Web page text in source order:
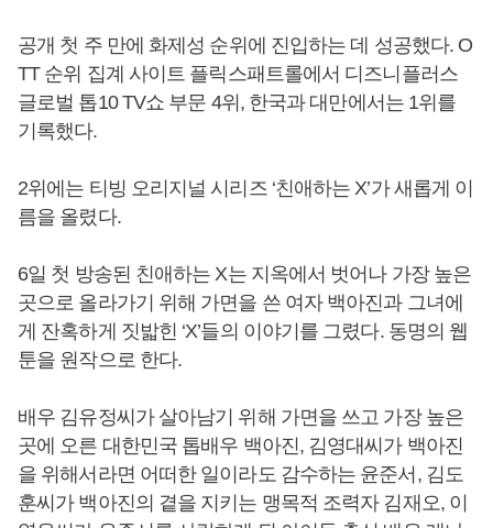
공개 첫 주 만에 화제성 순위에 진입하는 데 성공했다. O
TT 순위 집계 사이트 플릭스패트롤에서 디즈니플러스
글로벌 톱10 TV쇼 부문 4위, 한국과 대만에서는 1위를
기록했다.
2위에는 티빙 오리지널 시리즈 ‘친애하는 X’가 새롭게 이
름을 올렸다.
6일 첫 방송된 친애하는 X는 지옥에서 벗어나 가장 높은
곳으로 올라가기 위해 가면을 쓴 여자 백아진과 그녀에
게 잔혹하게 짓밟힌 ‘X’들의 이야기를 그렸다. 동명의 웹
툰을 원작으로 한다.
배우 김유정씨가 살아남기 위해 가면을 쓰고 가장 높은
곳에 오른 대한민국 톱배우 백아진, 김영대씨가 백아진
을 위해서라면 어떠한 일이라도 감수하는 윤준서, 김도
훈씨가 백아진의 곁을 지키는 맹목적 조력자 김재오, 이